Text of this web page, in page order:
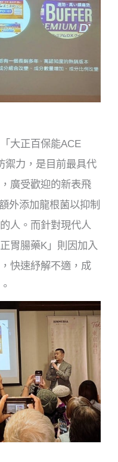
大正百保能ACE
禦力，是目前最具代
廣受歡迎的新表飛
外添加龍根菌以抑制
人。而針對現代人
胃腸藥K」則因加入
快速紓解不適，成